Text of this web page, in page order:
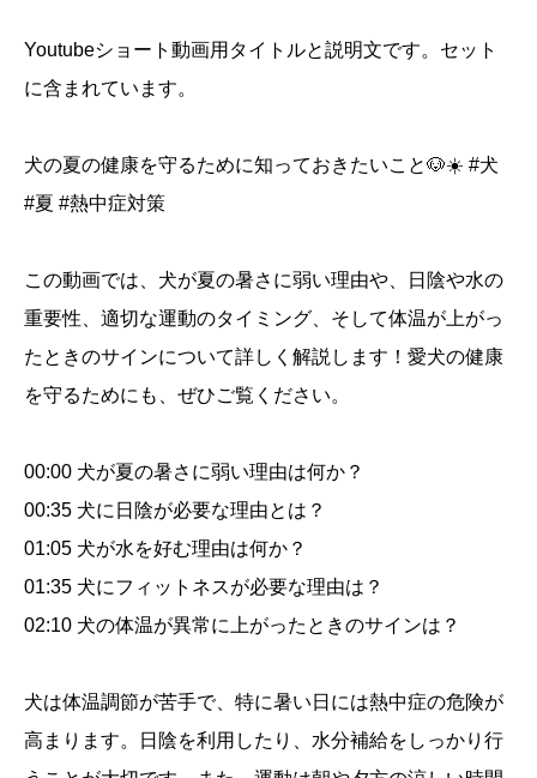
と
ョ
動
画
ト
Youtubeショート動画用タイトルと説明文です。セット
に含まれています。
犬の夏の健康を守るために知っておきたいこと🐶☀️ #犬
#夏 #熱中症対策
この動画では、犬が夏の暑さに弱い理由や、日陰や水の
重要性、適切な運動のタイミング、そして体温が上がっ
たときのサインについて詳しく解説します！愛犬の健康
を守るためにも、ぜひご覧ください。
00:00 犬が夏の暑さに弱い理由は何か？
00:35 犬に日陰が必要な理由とは？
01:05 犬が水を好む理由は何か？
01:35 犬にフィットネスが必要な理由は？
02:10 犬の体温が異常に上がったときのサインは？
犬は体温調節が苦手で、特に暑い日には熱中症の危険が
高まります。日陰を利用したり、水分補給をしっかり行